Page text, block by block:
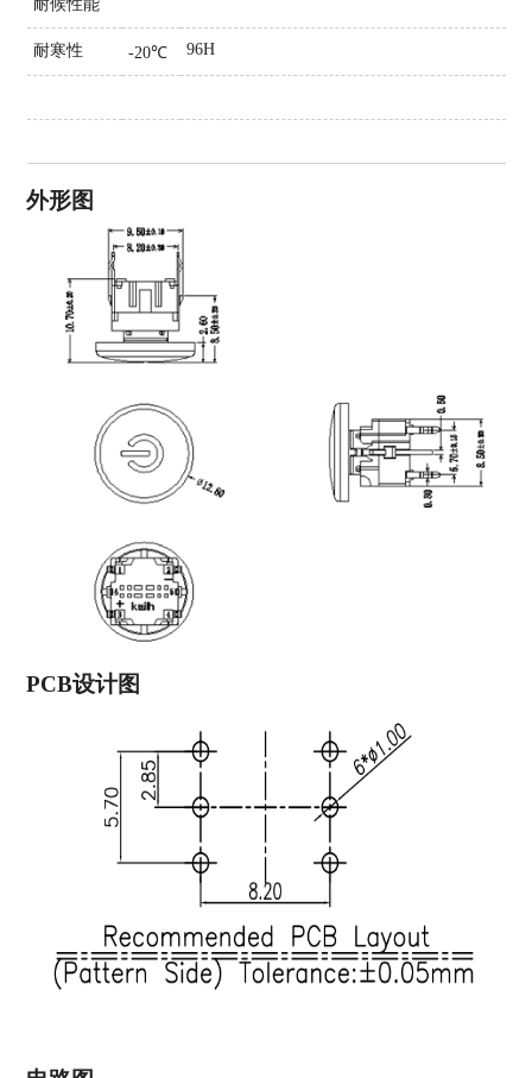
耐候性能
耐寒性 -20℃ 96H
外形图
PCB设计图